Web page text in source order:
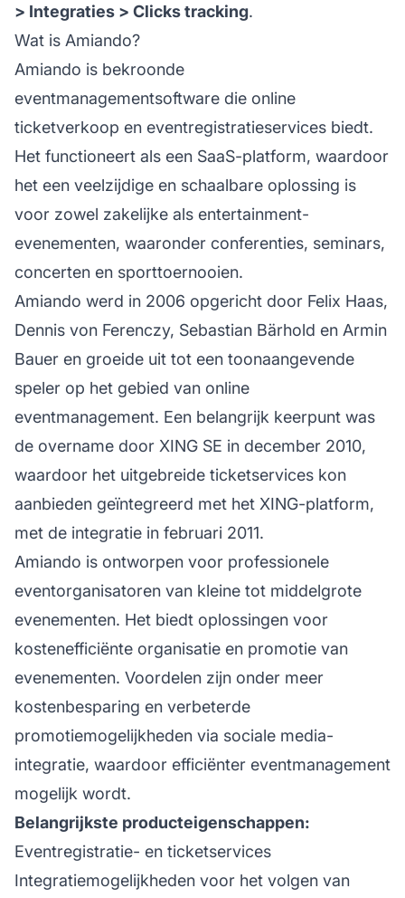
> Integraties > Clicks tracking.
Wat is Amiando?
Amiando is bekroonde
eventmanagementsoftware die online
ticketverkoop en eventregistratieservices biedt.
Het functioneert als een SaaS-platform, waardoor
het een veelzijdige en schaalbare oplossing is
voor zowel zakelijke als entertainment-
evenementen, waaronder conferenties, seminars,
concerten en sporttoernooien.
Amiando werd in 2006 opgericht door Felix Haas,
Dennis von Ferenczy, Sebastian Bärhold en Armin
Bauer en groeide uit tot een toonaangevende
speler op het gebied van online
eventmanagement. Een belangrijk keerpunt was
de overname door XING SE in december 2010,
waardoor het uitgebreide ticketservices kon
aanbieden geïntegreerd met het XING-platform,
met de integratie in februari 2011.
Amiando is ontworpen voor professionele
eventorganisatoren van kleine tot middelgrote
evenementen. Het biedt oplossingen voor
kostenefficiënte organisatie en promotie van
evenementen. Voordelen zijn onder meer
kostenbesparing en verbeterde
promotiemogelijkheden via sociale media-
integratie, waardoor efficiënter eventmanagement
mogelijk wordt.
Belangrijkste producteigenschappen:
Eventregistratie- en ticketservices
Integratiemogelijkheden voor het volgen van